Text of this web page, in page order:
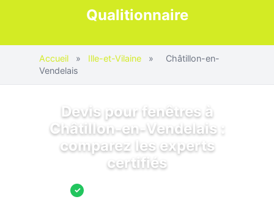
Qualitionnaire
Accueil » Ille-et-Vilaine »
Châtillon-en-
Vendelais
Devis pour fenêtres à
Châtillon-en-Vendelais :
comparez les experts
certifiés
✓